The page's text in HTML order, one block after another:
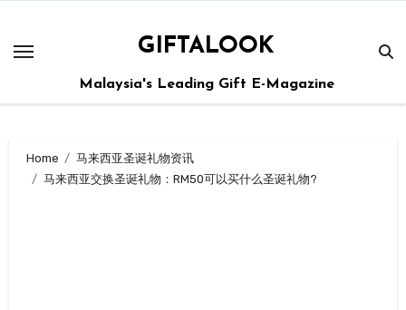
GIFTALOOK
Malaysia's Leading Gift E-Magazine
Home
马来西亚圣诞礼物资讯
马来西亚交换圣诞礼物：RM50可以买什么圣诞礼物?